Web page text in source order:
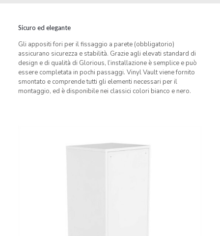
Sicuro ed elegante
Gli appositi fori per il fissaggio a parete (obbligatorio)
assicurano sicurezza e stabilità. Grazie agli elevati standard di
design e di qualità di Glorious, l’installazione è semplice e può
essere completata in pochi passaggi. Vinyl Vault viene fornito
smontato e comprende tutti gli elementi necessari per il
montaggio, ed è disponibile nei classici colori bianco e nero.